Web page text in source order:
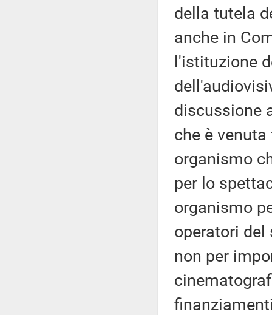
della tutela
anche in
l'istituzione
discussione
che è
organismo
per lo
organismo
operatori del
non per